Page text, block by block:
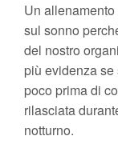
Un
sul sonno
del nostro
più evidenza
poco prima di
rilasciata
notturno.